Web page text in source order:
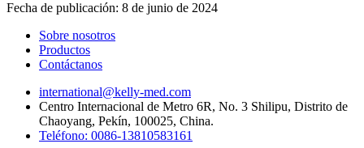
Fecha de publicación: 8 de junio de 2024
Sobre nosotros
Productos
Contáctanos
international@kelly-med.com
Centro Internacional de Metro 6R, No. 3 Shilipu, Distrito de
Chaoyang, Pekín, 100025, China.
Teléfono: 0086-13810583161